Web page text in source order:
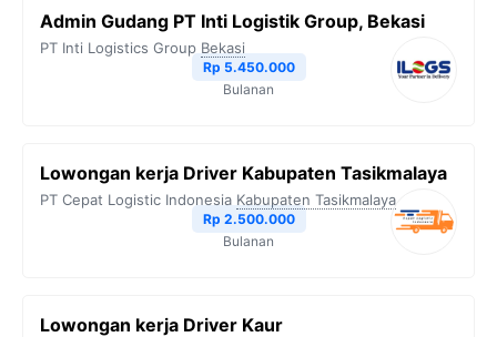
Admin Gudang PT Inti Logistik Group, Bekasi
PT Inti Logistics Group Bekasi
Rp 5.450.000
Bulanan
Lowongan kerja Driver Kabupaten Tasikmalaya
PT Cepat Logistic Indonesia Kabupaten Tasikmalaya
Rp 2.500.000
Bulanan
Lowongan kerja Driver Kaur